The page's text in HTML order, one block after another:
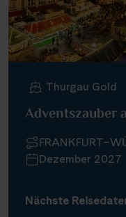
Thurgau Gold
Adventszauber
Dezember 2027
Nächste